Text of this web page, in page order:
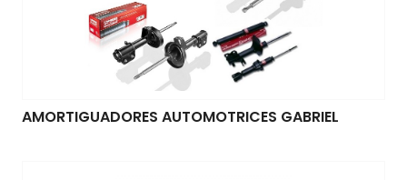
AMORTIGUADORES AUTOMOTRICES GABRIEL